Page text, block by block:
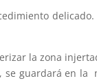
la zona
guardará en